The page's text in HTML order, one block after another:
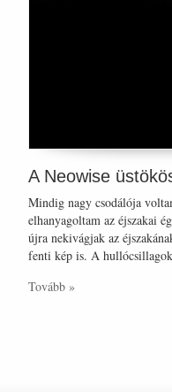
A Neowise
Mindig nagy csodálója
elhanyagoltam az éjszakai
újra nekivágjak az
fenti kép is. A
Tovább »